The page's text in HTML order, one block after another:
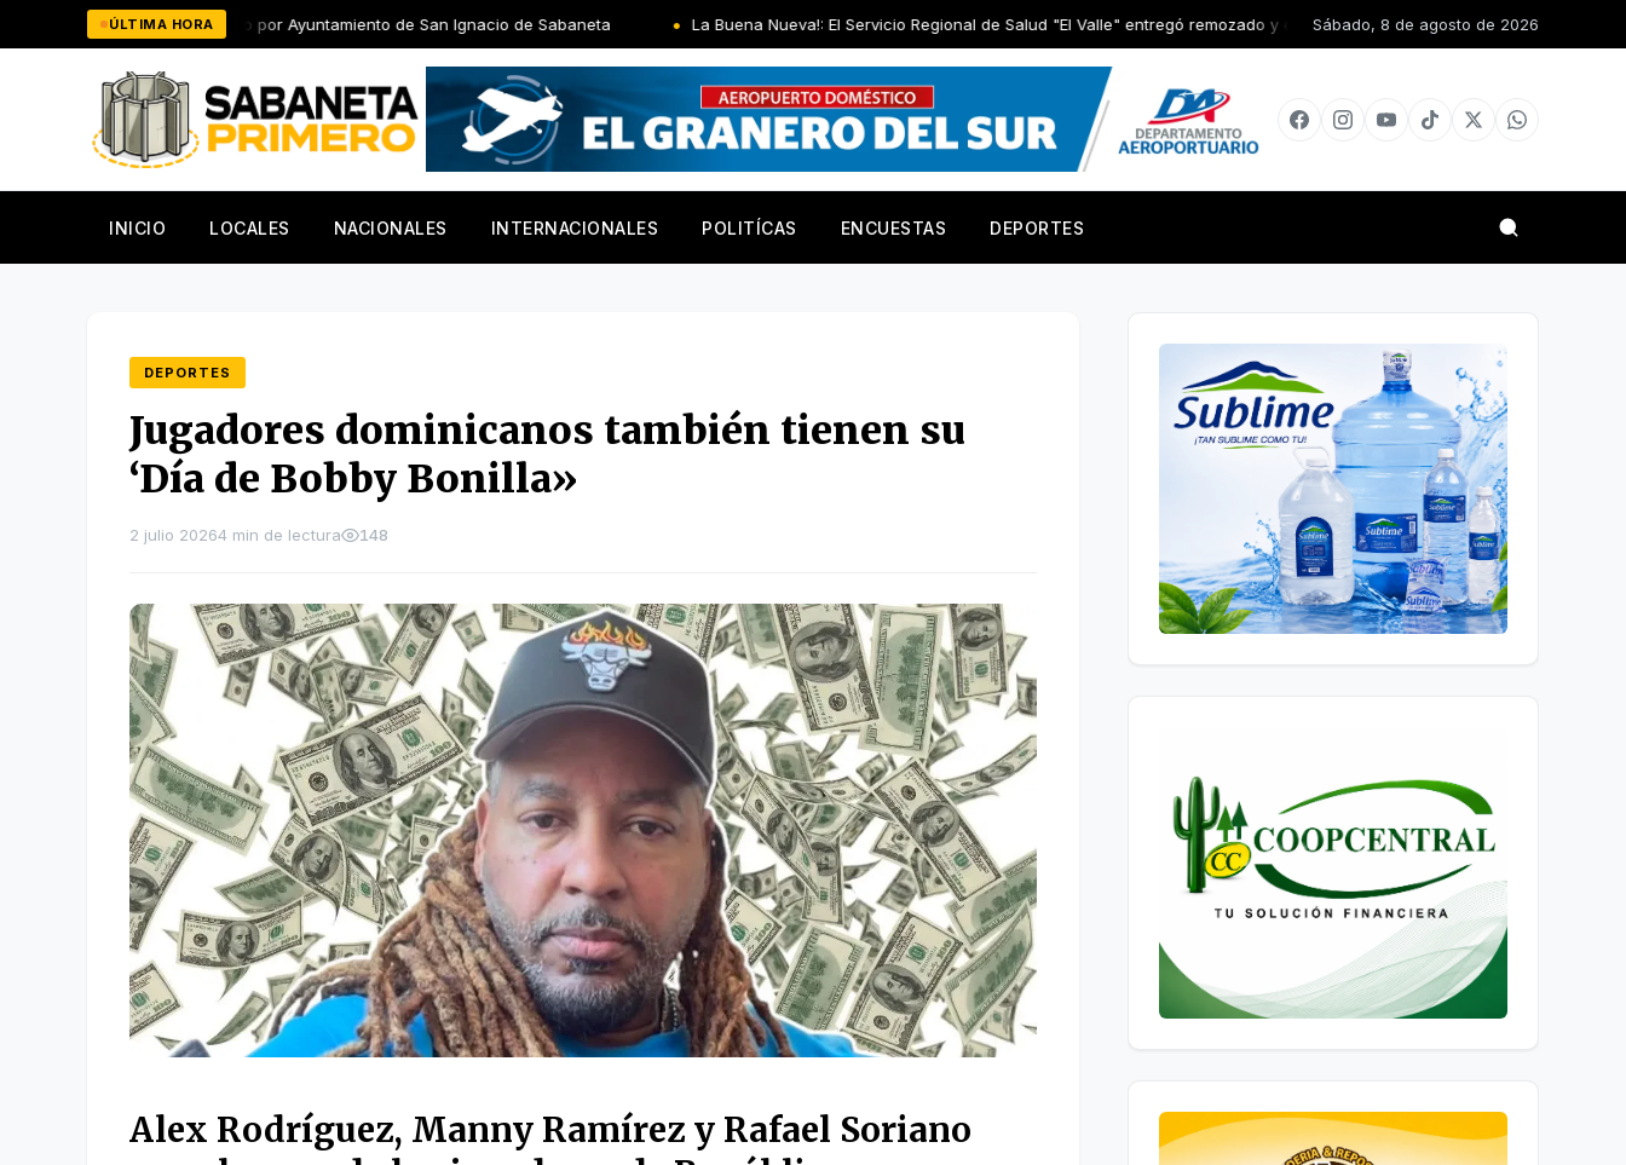
al
ÚLTIMA HORA
distinguido por Ayuntamiento de San Ignacio de Sabaneta La Buena Nueva!: El Servicio Regional de Salud "El Valle" entregó remozado y equipado el Centro de Primer Nivel Pinzon en Elías Piña
Sábado, 8 de agosto de 2026
INICIO LOCALES NACIONALES INTERNACIONALES POLITÍCAS ENCUESTAS DEPORTES
DEPORTES
Jugadores dominicanos también tienen su
‘Día de Bobby Bonilla»
2 julio 20264 min de lectura 148
Alex Rodríguez, Manny Ramírez y Rafael Soriano